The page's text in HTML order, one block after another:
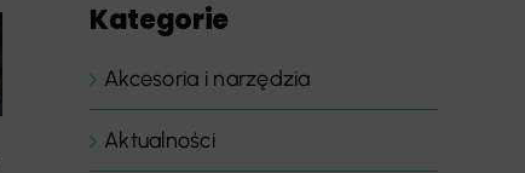
Kategorie
Akcesoria i narzędzia
Aktualności